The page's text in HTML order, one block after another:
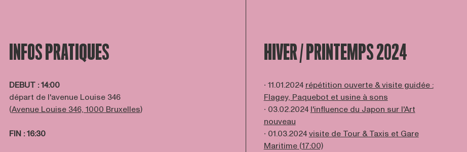
INFOS PRATIQUES
DEBUT : 14:00
départ de l'avenue Louise 346
(Avenue Louise 346, 1000 Bruxelles)
FIN : 16:30
HIVER / PRINTEMPS 2024
∙ 11.01.2024 répétition ouverte & visite guidée :
Flagey, Paquebot et usine à sons
∙ 03.02.2024 l'influence du Japon sur l'Art
nouveau
∙ 01.03.2024visite de Tour & Taxis et Gare
Maritime (17:00)